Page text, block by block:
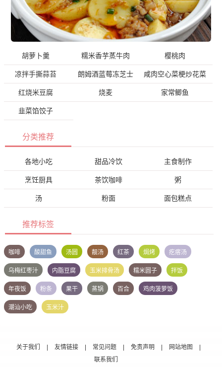
胡萝卜羹 糯米香芋蒸牛肉 樱桃肉
凉拌手撕蒜苔 朗姆酒蓝莓冻芝士 咸肉空心菜梗炒花菜
红烧米豆腐 烧麦 家常鲫鱼
韭菜馅饺子
分类推荐
各地小吃 甜品冷饮 主食制作
烹饪厨具 茶饮咖啡 粥
汤 粉面 面包糕点
推荐标签
咖啡 酸甜鱼 汤圆 靓汤 红茶 焗烤 疙瘩汤
乌梅红枣汁 内脂豆腐 玉米排骨汤 糯米圆子 拌饭
年夜饭 粉条 果干 蒸锅 百合 鸡肉菠萝饭
潮汕小吃 玉米汁
关于我们 | 友情链接 | 常见问题 | 免责声明 | 网站地图
|
联系我们